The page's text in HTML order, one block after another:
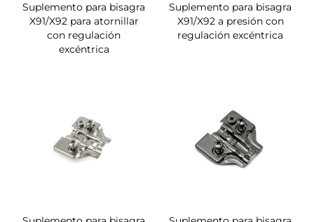
Suplemento para bisagra
X91/X92 para atornillar
con regulación
excéntrica
Suplemento para bisagra
X91/X92 a presión con
regulación excéntrica